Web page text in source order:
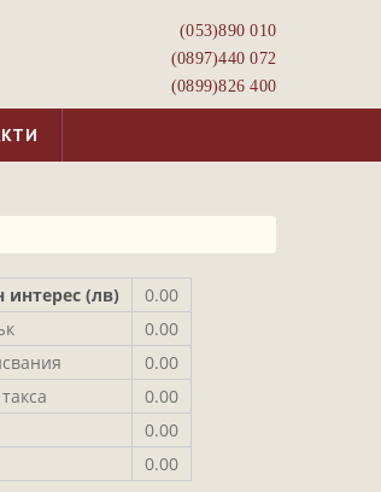
(053)­890 010
(0897)­440 072
(0899)­826 400
интерес (лв)
0.00
0.00
0.00
0.00
0.00
0.00